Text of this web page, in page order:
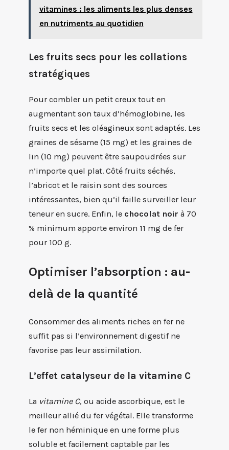
vitamines : les aliments les plus denses
en nutriments au quotidien
Les fruits secs pour les collations
stratégiques
Pour combler un petit creux tout en
augmentant son taux d’hémoglobine, les
fruits secs et les oléagineux sont adaptés. Les
graines de sésame (15 mg) et les graines de
lin (10 mg) peuvent être saupoudrées sur
n’importe quel plat. Côté fruits séchés,
l’abricot et le raisin sont des sources
intéressantes, bien qu’il faille surveiller leur
teneur en sucre. Enfin, le chocolat noir à 70
% minimum apporte environ 11 mg de fer
pour 100 g.
Optimiser l’absorption : au-
delà de la quantité
Consommer des aliments riches en fer ne
suffit pas si l’environnement digestif ne
favorise pas leur assimilation.
L’effet catalyseur de la vitamine C
La vitamine C, ou acide ascorbique, est le
meilleur allié du fer végétal. Elle transforme
le fer non héminique en une forme plus
soluble et facilement captable par les